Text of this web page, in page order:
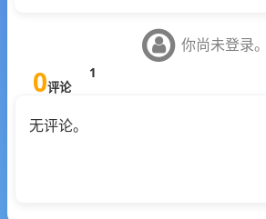
你尚未登录。
0评论
1
无评论。